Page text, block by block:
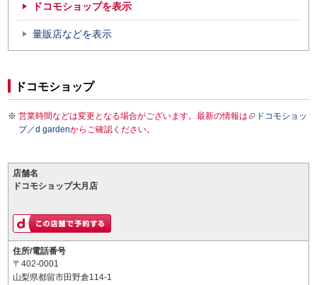
ドコモショップを表示
量販店などを表示
ドコモショップ
営業時間などは変更となる場合がございます。最新の情報は
ドコモショッ
プ／d gardenからご確認ください。
店舗名
ドコモショップ大月店
住所/電話番号
〒402-0001
山梨県都留市田野倉114-1